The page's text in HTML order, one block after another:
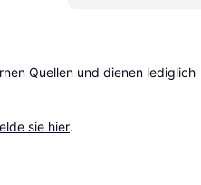
Quellen und dienen lediglich
sie hier.